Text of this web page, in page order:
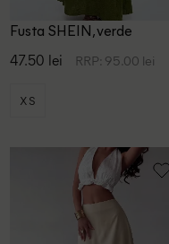
Fusta SHEIN, verde
47.50 lei RRP: 95.00 lei
XS